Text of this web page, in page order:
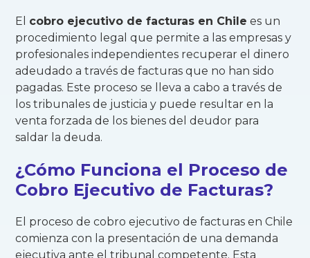
El cobro ejecutivo de facturas en Chile es un
procedimiento legal que permite a las empresas y
profesionales independientes recuperar el dinero
adeudado a través de facturas que no han sido
pagadas. Este proceso se lleva a cabo a través de
los tribunales de justicia y puede resultar en la
venta forzada de los bienes del deudor para
saldar la deuda.
¿Cómo Funciona el Proceso de
Cobro Ejecutivo de Facturas?
El proceso de cobro ejecutivo de facturas en Chile
comienza con la presentación de una demanda
ejecutiva ante el tribunal competente. Esta